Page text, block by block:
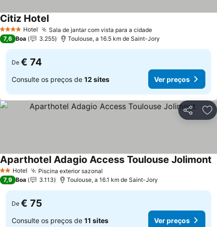
4 EstrelasHotel Sala de jantar com vista para a cidadeVer preços
Citiz HotelVer preços
7,6 Boa 3.255 Toulouse, a 16.5 km de Saint-Jory
De € 74
Consulte os preços de 12 sites Ver preços
Partilhar
2 Estrelas
Hotel Piscina exterior sazonal
Aparthotel Adagio Access Toulouse Jolimont
7,9 Boa 3.113 Toulouse, a 16.1 km de Saint-Jory
De € 75
Consulte os preços de 11 sites Ver preços